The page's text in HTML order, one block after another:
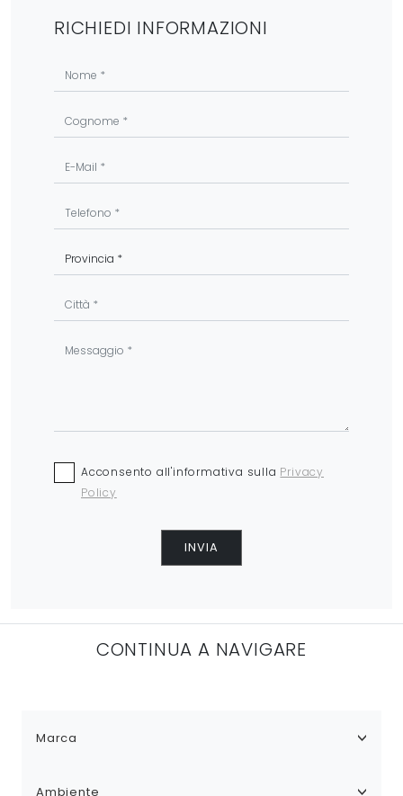
RICHIEDI INFORMAZIONI
Acconsento all'informativa sulla Privacy
Policy
INVIA
CONTINUA A NAVIGARE
Marca
Ambiente